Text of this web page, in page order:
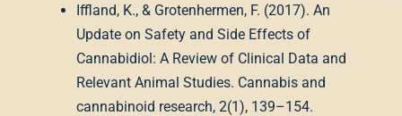
Iffland, K., & Grotenhermen, F. (2017). An
Update on Safety and Side Effects of
Cannabidiol: A Review of Clinical Data and
Relevant Animal Studies. Cannabis and
cannabinoid research, 2(1), 139–154.